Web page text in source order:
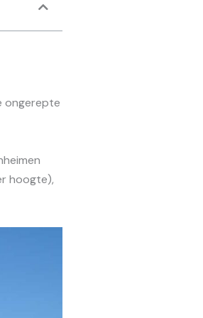
ongerepte
hoogte),